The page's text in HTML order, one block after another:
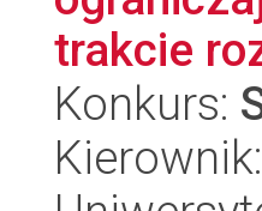
trakcie
Konkurs: